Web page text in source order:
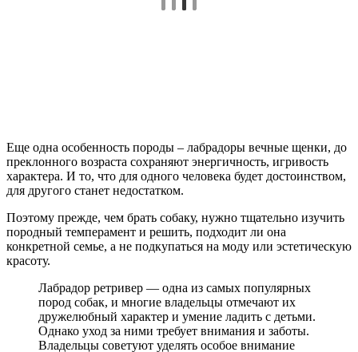
Еще одна особенность породы – лабрадоры вечные щенки, до
преклонного возраста сохраняют энергичность, игривость
характера. И то, что для одного человека будет достоинством,
для другого станет недостатком.
Поэтому прежде, чем брать собаку, нужно тщательно изучить
породный темперамент и решить, подходит ли она
конкретной семье, а не подкупаться на моду или эстетическую
красоту.
Лабрадор ретривер — одна из самых популярных
пород собак, и многие владельцы отмечают их
дружелюбный характер и умение ладить с детьми.
Однако уход за ними требует внимания и заботы.
Владельцы советуют уделять особое внимание